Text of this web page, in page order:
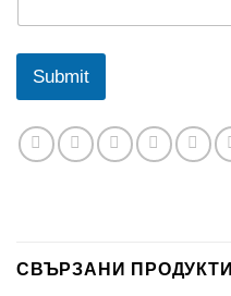
е
Submit
СВЪРЗАНИ ПРОДУКТИ